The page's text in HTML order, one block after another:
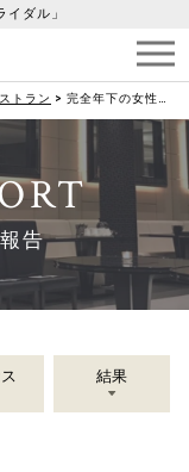
ダル」
トラン > 完全年下の女性♡お料理をがんばりたい・お仕事をしている女性
告
結果